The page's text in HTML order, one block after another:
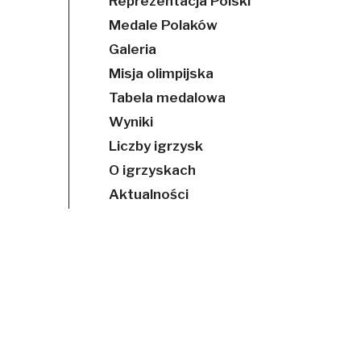
Medale Polaków
Galeria
Misja olimpijska
Tabela medalowa
Wyniki
Liczby igrzysk
O igrzyskach
Aktualności